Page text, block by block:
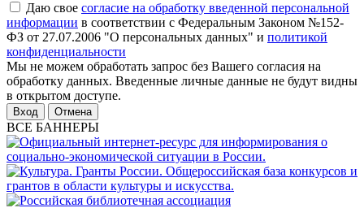
Даю свое согласие на обработку введенной персональной
информации в соответствии с Федеральным Законом №152-
ФЗ от 27.07.2006 "О персональных данных" и политикой
конфиденциальности
Мы не можем обработать запрос без Вашего согласия на
обработку данных. Введенные личные данные не будут видны
в открытом доступе.
Отмена
ВСЕ БАННЕРЫ